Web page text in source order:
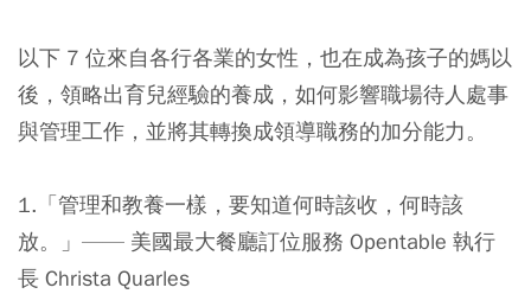
以下 7 位來自各行各業的女性，也在成為孩子的媽以
後，領略出育兒經驗的養成，如何影響職場待人處事
與管理工作，並將其轉換成領導職務的加分能力。
1.「管理和教養一樣，要知道何時該收，何時該
放。」—— 美國最大餐廳訂位服務 Opentable 執行
長 Christa Quarles